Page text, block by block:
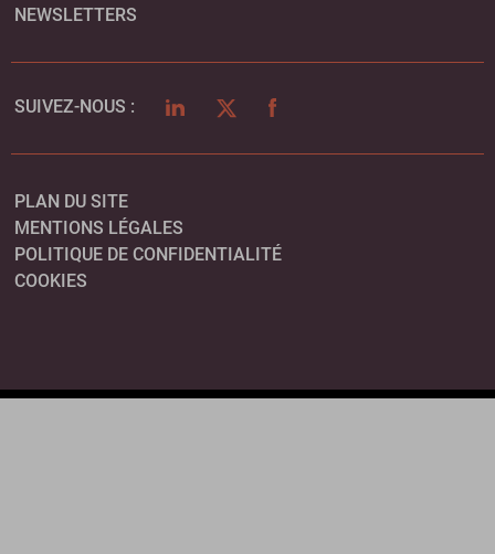
NEWSLETTERS
SUIVEZ-NOUS : LINKEDINTWITTERFACEBOOK
PLAN DU SITE
MENTIONS LÉGALES
POLITIQUE DE CONFIDENTIALITÉ
COOKIES